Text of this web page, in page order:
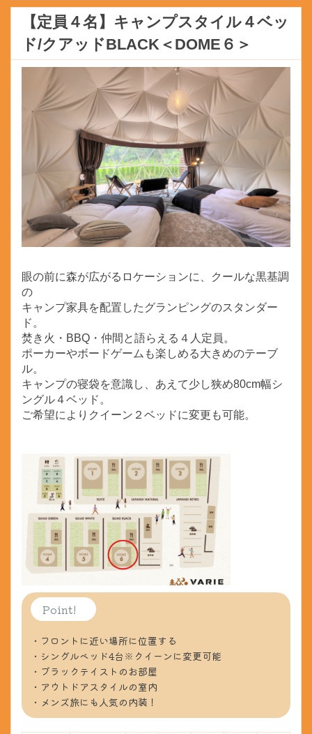
【定員４名】キャンプスタイル４ベッ
ド/クアッドBLACK＜DOME６＞
眼の前に森が広がるロケーションに、クールな黒基調
の
キャンプ家具を配置したグランピングのスタンダー
ド。
焚き火・BBQ・仲間と語らえる４人定員。
ポーカーやボードゲームも楽しめる大きめのテーブ
ル。
キャンプの寝袋を意識し、あえて少し狭め80cm幅シ
ングル４ベッド。
ご希望によりクイーン２ベッドに変更も可能。
Point!
・フロントに近い場所に位置する
・シングルベッド4台※クイーンに変更可能
・ブラックテイストのお部屋
・アウトドアスタイルの室内
・メンズ旅にも人気の内装！